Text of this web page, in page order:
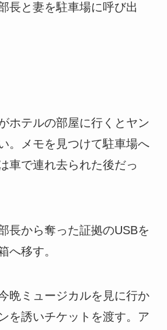
長と妻を駐車場に呼び出
ホテルの部屋に行くとヤン
。メモを見つけて駐車場へ
車で連れ去られた後だっ
長から奪った証拠のUSBを
へ移す。
晩ミュージカルを見に行か
を誘いチケットを渡す。ア